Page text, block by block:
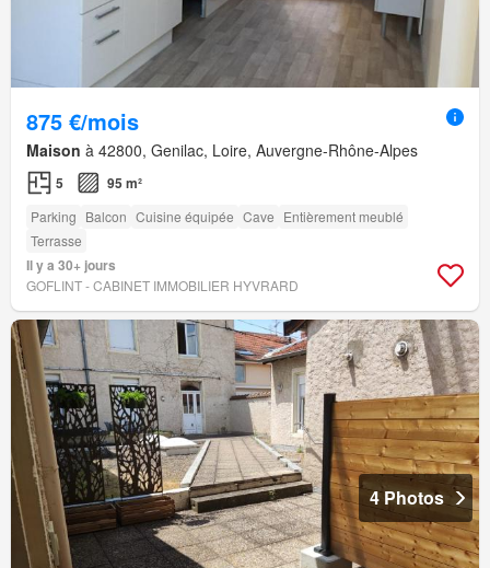
875 €/mois
Maison à 42800, Genilac, Loire, Auvergne-Rhône-Alpes
5 95 m²
Parking Balcon Cuisine équipée Cave Entièrement meublé
Terrasse
Il y a 30+ jours
GOFLINT - CABINET IMMOBILIER HYVRARD
4 Photos